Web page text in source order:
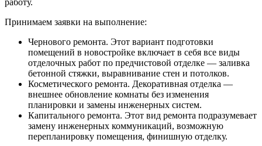
Принимаем заявки на выполнение:
Чернового ремонта. Этот вариант подготовки
помещений в новостройке включает в себя все виды
отделочных работ по предчистовой отделке — заливка
бетонной стяжки, выравнивание стен и потолков.
Косметического ремонта. Декоративная отделка —
внешнее обновление комнаты без изменения
планировки и замены инженерных систем.
Капитального ремонта. Этот вид ремонта подразумевает
замену инженерных коммуникаций, возможную
перепланировку помещения, финишную отделку.